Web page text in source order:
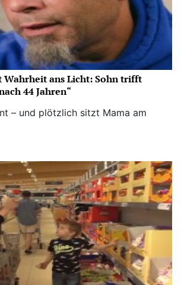
Wahrheit ans Licht: Sohn trifft
44 Jahren“
– und plötzlich sitzt Mama am